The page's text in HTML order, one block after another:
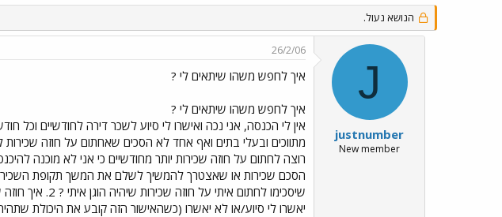
ו
ת
ח
ו
ס
ם
י
ך
הנושא נעול.
J
justnumber
New member
26/2/06
איך לחפש משהו שיתאים לי ?
איך לחפש משהו שיתאים לי ?
אין לי הכנסה, אני נכה ואישרו לי סיוע לשכר דירה לחודשיים
מתווכים ובעלי בתים ואף אחד לא הסכים שאחתום על חוזה
רוצה לחתום על חוזה שכירות יותר מחודשיים כי אני לא מוכנה
יאשרו לי סיוע/או לא יאשרו (כשהאישור הזה קובע את היכולת